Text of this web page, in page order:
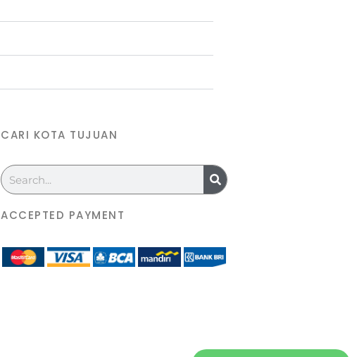
CARI KOTA TUJUAN
Search
ACCEPTED PAYMENT